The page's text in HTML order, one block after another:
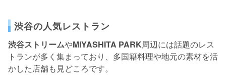
渋谷の人気レストラン
渋谷ストリームやMIYASHITA PARK周辺には話題のレス
トランが多く集まっており、多国籍料理や地元の素材を活
かした店舗も見どころです。